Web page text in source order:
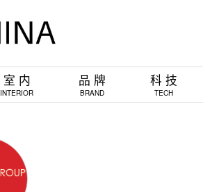
室 内
INTERIOR
品 牌
BRAND
科 技
TECH